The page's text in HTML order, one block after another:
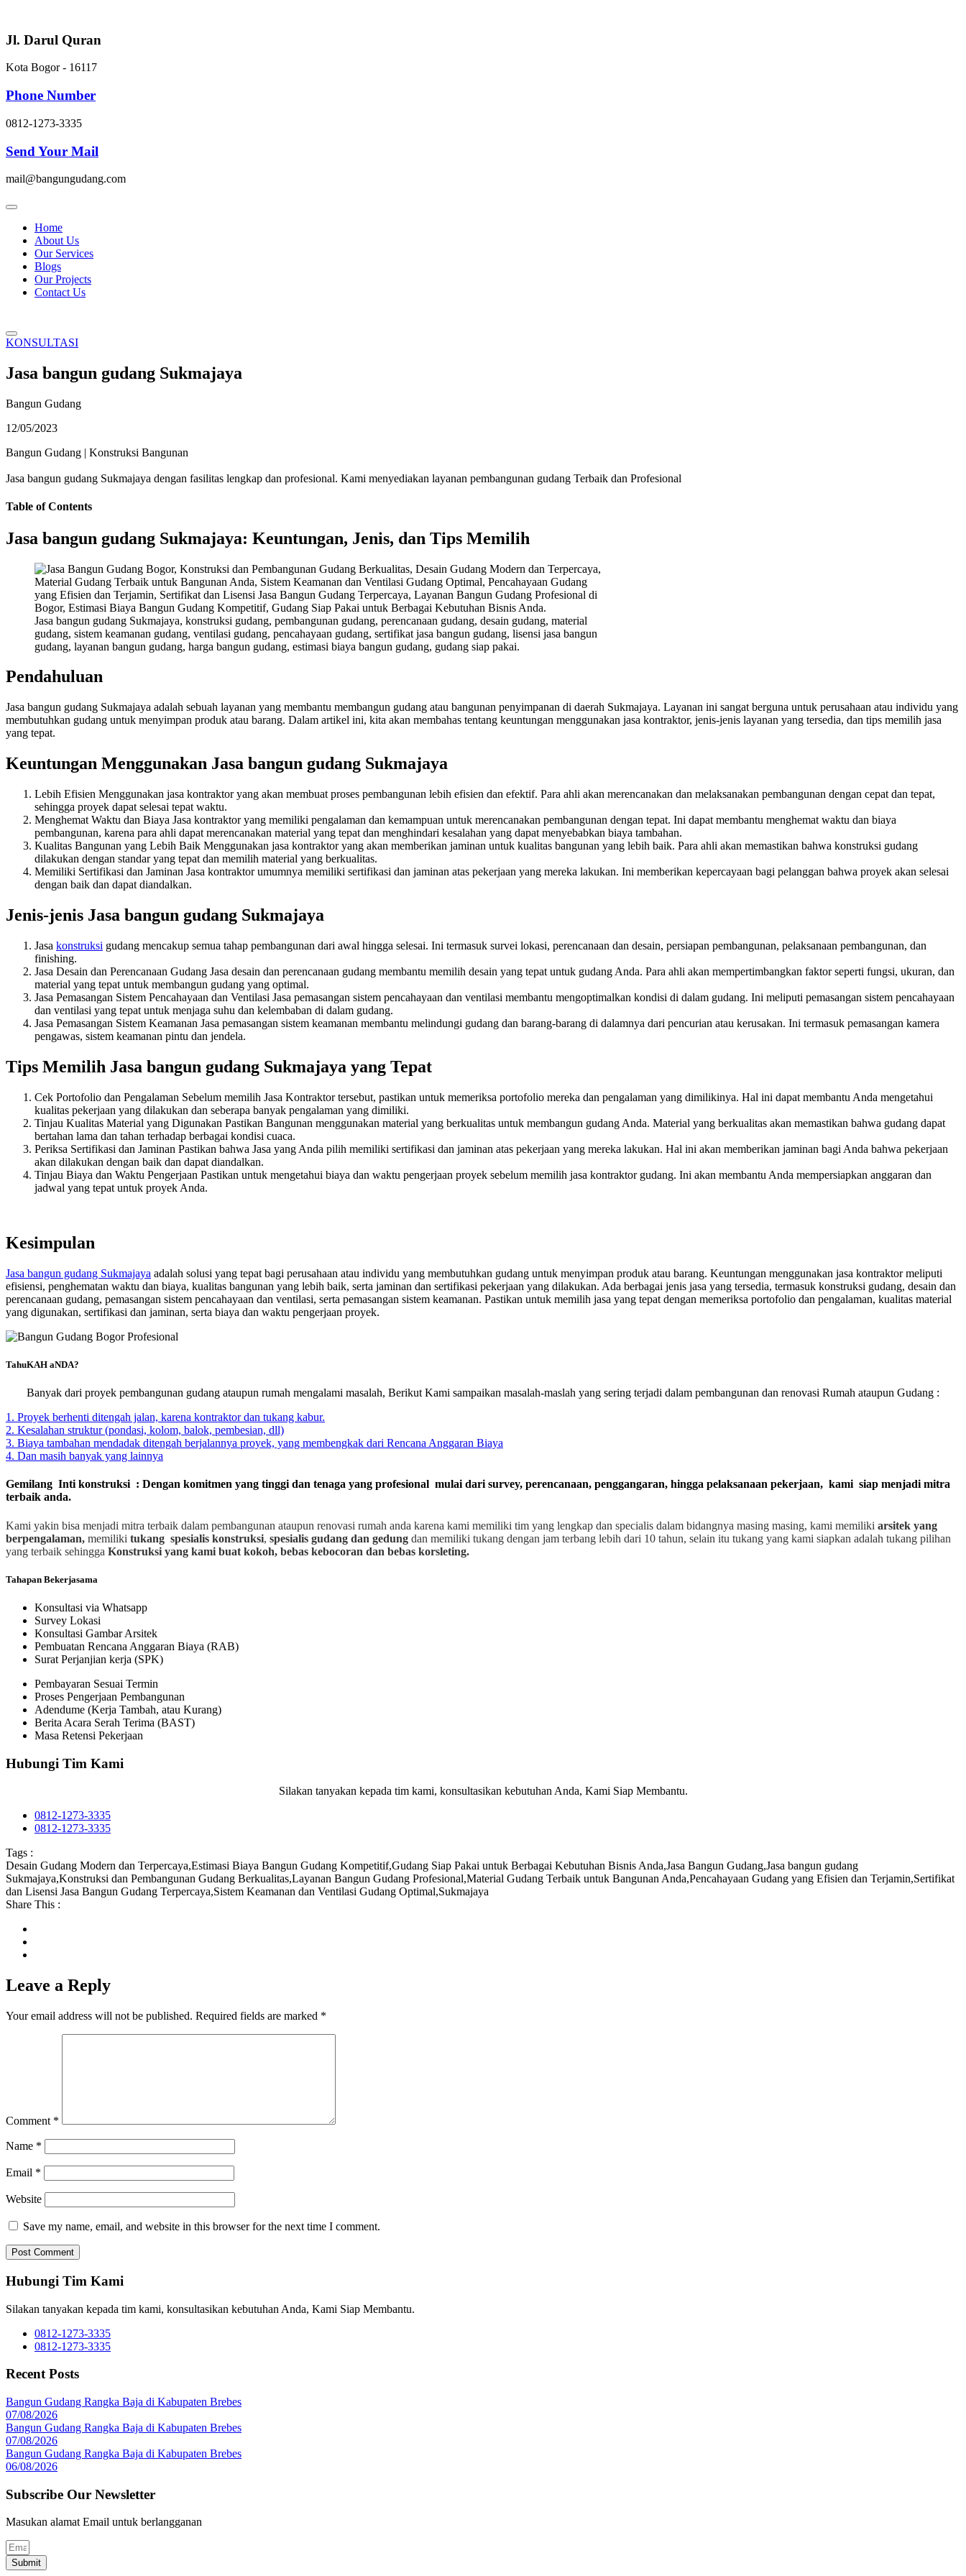
content
Jl. Darul Quran
Kota Bogor - 16117
Phone Number
0812-1273-3335
Send Your Mail
mail@bangungudang.com
Home
About Us
Our Services
Blogs
Our Projects
Contact Us
KONSULTASI
Jasa bangun gudang Sukmajaya
Bangun Gudang
12/05/2023
Bangun Gudang | Konstruksi Bangunan
Jasa bangun gudang Sukmajaya dengan fasilitas lengkap dan profesional. Kami menyediakan layanan pembangunan gudang Terbaik dan Profesional
Table of Contents
Jasa bangun gudang Sukmajaya: Keuntungan, Jenis, dan Tips Memilih
Jasa bangun gudang Sukmajaya, konstruksi gudang, pembangunan gudang, perencanaan gudang, desain gudang, material
gudang, sistem keamanan gudang, ventilasi gudang, pencahayaan gudang, sertifikat jasa bangun gudang, lisensi jasa bangun
gudang, layanan bangun gudang, harga bangun gudang, estimasi biaya bangun gudang, gudang siap pakai.
Pendahuluan
Jasa bangun gudang Sukmajaya adalah sebuah layanan yang membantu membangun gudang atau bangunan penyimpanan di daerah Sukmajaya. Layanan ini sangat berguna untuk perusahaan atau individu yang
membutuhkan gudang untuk menyimpan produk atau barang. Dalam artikel ini, kita akan membahas tentang keuntungan menggunakan jasa kontraktor, jenis-jenis layanan yang tersedia, dan tips memilih jasa
yang tepat.
Keuntungan Menggunakan Jasa bangun gudang Sukmajaya
Lebih Efisien Menggunakan jasa kontraktor yang akan membuat proses pembangunan lebih efisien dan efektif. Para ahli akan merencanakan dan melaksanakan pembangunan dengan cepat dan tepat,
sehingga proyek dapat selesai tepat waktu.
Menghemat Waktu dan Biaya Jasa kontraktor yang memiliki pengalaman dan kemampuan untuk merencanakan pembangunan dengan tepat. Ini dapat membantu menghemat waktu dan biaya
pembangunan, karena para ahli dapat merencanakan material yang tepat dan menghindari kesalahan yang dapat menyebabkan biaya tambahan.
Kualitas Bangunan yang Lebih Baik Menggunakan jasa kontraktor yang akan memberikan jaminan untuk kualitas bangunan yang lebih baik. Para ahli akan memastikan bahwa konstruksi gudang
dilakukan dengan standar yang tepat dan memilih material yang berkualitas.
Memiliki Sertifikasi dan Jaminan Jasa kontraktor umumnya memiliki sertifikasi dan jaminan atas pekerjaan yang mereka lakukan. Ini memberikan kepercayaan bagi pelanggan bahwa proyek akan selesai
dengan baik dan dapat diandalkan.
Jenis-jenis Jasa bangun gudang Sukmajaya
Jasa konstruksi gudang mencakup semua tahap pembangunan dari awal hingga selesai. Ini termasuk survei lokasi, perencanaan dan desain, persiapan pembangunan, pelaksanaan pembangunan, dan
finishing.
Jasa Desain dan Perencanaan Gudang Jasa desain dan perencanaan gudang membantu memilih desain yang tepat untuk gudang Anda. Para ahli akan mempertimbangkan faktor seperti fungsi, ukuran, dan
material yang tepat untuk membangun gudang yang optimal.
Jasa Pemasangan Sistem Pencahayaan dan Ventilasi Jasa pemasangan sistem pencahayaan dan ventilasi membantu mengoptimalkan kondisi di dalam gudang. Ini meliputi pemasangan sistem pencahayaan
dan ventilasi yang tepat untuk menjaga suhu dan kelembaban di dalam gudang.
Jasa Pemasangan Sistem Keamanan Jasa pemasangan sistem keamanan membantu melindungi gudang dan barang-barang di dalamnya dari pencurian atau kerusakan. Ini termasuk pemasangan kamera
pengawas, sistem keamanan pintu dan jendela.
Tips Memilih Jasa bangun gudang Sukmajaya yang Tepat
Cek Portofolio dan Pengalaman Sebelum memilih Jasa Kontraktor tersebut, pastikan untuk memeriksa portofolio mereka dan pengalaman yang dimilikinya. Hal ini dapat membantu Anda mengetahui
kualitas pekerjaan yang dilakukan dan seberapa banyak pengalaman yang dimiliki.
Tinjau Kualitas Material yang Digunakan Pastikan Bangunan menggunakan material yang berkualitas untuk membangun gudang Anda. Material yang berkualitas akan memastikan bahwa gudang dapat
bertahan lama dan tahan terhadap berbagai kondisi cuaca.
Periksa Sertifikasi dan Jaminan Pastikan bahwa Jasa yang Anda pilih memiliki sertifikasi dan jaminan atas pekerjaan yang mereka lakukan. Hal ini akan memberikan jaminan bagi Anda bahwa pekerjaan
akan dilakukan dengan baik dan dapat diandalkan.
Tinjau Biaya dan Waktu Pengerjaan Pastikan untuk mengetahui biaya dan waktu pengerjaan proyek sebelum memilih jasa kontraktor gudang. Ini akan membantu Anda mempersiapkan anggaran dan
jadwal yang tepat untuk proyek Anda.
Kesimpulan
Jasa bangun gudang Sukmajaya adalah solusi yang tepat bagi perusahaan atau individu yang membutuhkan gudang untuk menyimpan produk atau barang. Keuntungan menggunakan jasa kontraktor meliputi
efisiensi, penghematan waktu dan biaya, kualitas bangunan yang lebih baik, serta jaminan dan sertifikasi pekerjaan yang dilakukan. Ada berbagai jenis jasa yang tersedia, termasuk konstruksi gudang, desain dan
perencanaan gudang, pemasangan sistem pencahayaan dan ventilasi, serta pemasangan sistem keamanan. Pastikan untuk memilih jasa yang tepat dengan memeriksa portofolio dan pengalaman, kualitas material
yang digunakan, sertifikasi dan jaminan, serta biaya dan waktu pengerjaan proyek.
TahuKAH aNDA?
Banyak dari proyek pembangunan gudang ataupun rumah mengalami masalah, Berikut Kami sampaikan masalah-maslah yang sering terjadi dalam pembangunan dan renovasi Rumah ataupun Gudang :
1. Proyek berhenti ditengah jalan, karena kontraktor dan tukang kabur.
2. Kesalahan struktur (pondasi, kolom, balok, pembesian, dll)
3. Biaya tambahan mendadak ditengah berjalannya proyek, yang membengkak dari Rencana Anggaran Biaya
4. Dan masih banyak yang lainnya
Gemilang Inti konstruksi : Dengan komitmen yang tinggi dan tenaga yang profesional mulai dari survey, perencanaan, penggangaran, hingga pelaksanaan pekerjaan, kami siap menjadi mitra
terbaik anda.
Kami yakin bisa menjadi mitra terbaik dalam pembangunan ataupun renovasi rumah anda karena kami memiliki tim yang lengkap dan specialis dalam bidangnya masing masing, kami memiliki arsitek yang
berpengalaman, memiliki tukang spesialis konstruksi, spesialis gudang dan gedung dan memiliki tukang dengan jam terbang lebih dari 10 tahun, selain itu tukang yang kami siapkan adalah tukang pilihan
yang terbaik sehingga Konstruksi yang kami buat kokoh, bebas kebocoran dan bebas korsleting.
Tahapan Bekerjasama
Konsultasi via Whatsapp
Survey Lokasi
Konsultasi Gambar Arsitek
Pembuatan Rencana Anggaran Biaya (RAB)
Surat Perjanjian kerja (SPK)
Pembayaran Sesuai Termin
Proses Pengerjaan Pembangunan
Adendume (Kerja Tambah, atau Kurang)
Berita Acara Serah Terima (BAST)
Masa Retensi Pekerjaan
Hubungi Tim Kami
Silakan tanyakan kepada tim kami, konsultasikan kebutuhan Anda, Kami Siap Membantu.
0812-1273-3335
0812-1273-3335
Tags :
Desain Gudang Modern dan Terpercaya,Estimasi Biaya Bangun Gudang Kompetitif,Gudang Siap Pakai untuk Berbagai Kebutuhan Bisnis Anda,Jasa Bangun Gudang,Jasa bangun gudang
Sukmajaya,Konstruksi dan Pembangunan Gudang Berkualitas,Layanan Bangun Gudang Profesional,Material Gudang Terbaik untuk Bangunan Anda,Pencahayaan Gudang yang Efisien dan Terjamin,Sertifikat
dan Lisensi Jasa Bangun Gudang Terpercaya,Sistem Keamanan dan Ventilasi Gudang Optimal,Sukmajaya
Share This :
Leave a Reply
Your email address will not be published. Required fields are marked *
Comment *
Name *
Email *
Website
Save my name, email, and website in this browser for the next time I comment.
Hubungi Tim Kami
Silakan tanyakan kepada tim kami, konsultasikan kebutuhan Anda, Kami Siap Membantu.
0812-1273-3335
0812-1273-3335
Recent Posts
Bangun Gudang Rangka Baja di Kabupaten Brebes
07/08/2026
Bangun Gudang Rangka Baja di Kabupaten Brebes
07/08/2026
Bangun Gudang Rangka Baja di Kabupaten Brebes
06/08/2026
Subscribe Our Newsletter
Masukan alamat Email untuk berlangganan
Submit